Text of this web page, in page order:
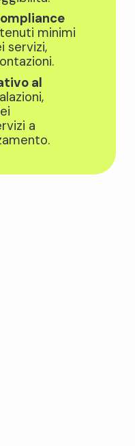
minimi
servizi,
al
a